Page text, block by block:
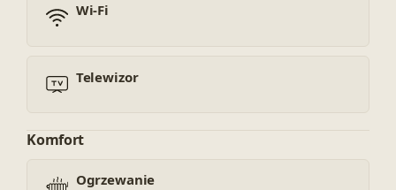
Wi-Fi
Telewizor
Komfort
Ogrzewanie